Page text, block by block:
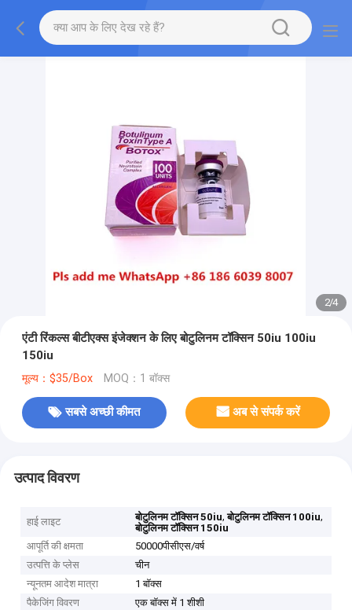
2/4
एंटी रिंकल्स बीटीएक्स इंजेक्शन के लिए बोटुलिनम टॉक्सिन 50iu 100iu
150iu
मूल्य：$35/Box MOQ：1 बॉक्स
सबसे अच्छी कीमत अब से संपर्क करें
उत्पाद विवरण
हाई लाइट बोटुलिनम टॉक्सिन 50iu,बोटुलिनम टॉक्सिन 100iu,
बोटुलिनम टॉक्सिन 150iu
आपूर्ति की क्षमता
50000पीसीएस/वर्ष
उत्पत्ति के प्लेस
चीन
न्यूनतम आदेश मात्रा
1 बॉक्स
पैकेजिंग विवरण
एक बॉक्स में 1 शीशी